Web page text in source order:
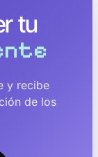
tu
y recibe
de los